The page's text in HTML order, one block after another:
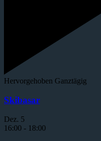
Hervorgehoben Ganztägig
Skibasar
Dez. 5
16:00 - 18:00